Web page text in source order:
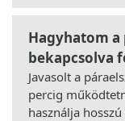
Hagyhatom
bekapcsolva
Javasolt a
percig
használja